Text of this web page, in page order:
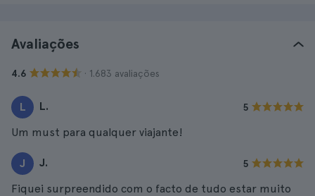
Avaliações
4.6 · 1.683 avaliações
L L. 5
Um must para qualquer viajante!
J J. 5
Fiquei surpreendido com o facto de tudo estar muito